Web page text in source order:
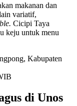
makanan dan
variatif,
Cicipi Taya
keju untuk menu
Kabupaten
di Unos